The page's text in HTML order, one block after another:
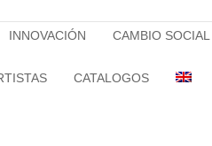
INNOVACIÓN CAMBIO
CATALOGOS